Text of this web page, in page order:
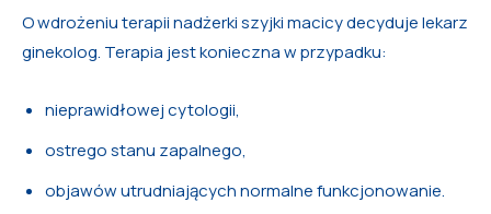
O wdrożeniu terapii nadżerki szyjki macicy decyduje lekarz
ginekolog. Terapia jest konieczna w przypadku:
nieprawidłowej cytologii,
ostrego stanu zapalnego,
objawów utrudniających normalne funkcjonowanie.